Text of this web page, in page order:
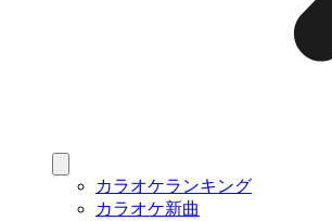
カラオケランキング
カラオケ新曲